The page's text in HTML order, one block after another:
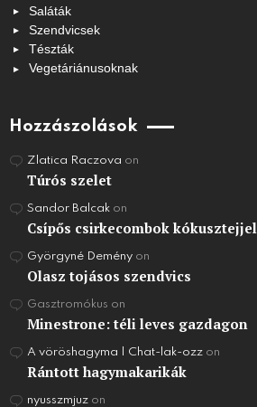
Saláták
Szendvicsek
Tészták
Vegetáriánusoknak
Hozzászolások
Zlatica Raczova on
Túrós szelet
Sandor Balcak on
Csípős csirkecombok kókusztejjel
Györgyné Demény on
Olasz tojásos szendvics
Gasztromókus on
Minestrone: téli leves gazdagon
A vöröshagyma | Chat-lak-ozz on
Rántott hagymakarikák
nyusszmjuz on